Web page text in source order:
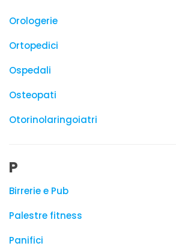
Orologerie
Ortopedici
Ospedali
Osteopati
Otorinolaringoiatri
P
Birrerie e Pub
Palestre fitness
Panifici